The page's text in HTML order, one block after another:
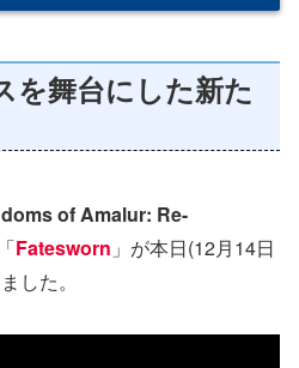
を舞台にした新た
of Amalur: Re-
Fatesworn 」が本日(12月14日
した。